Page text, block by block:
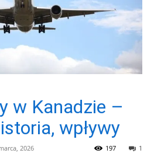
w Kanadzie –
wpływy
2026 1
197